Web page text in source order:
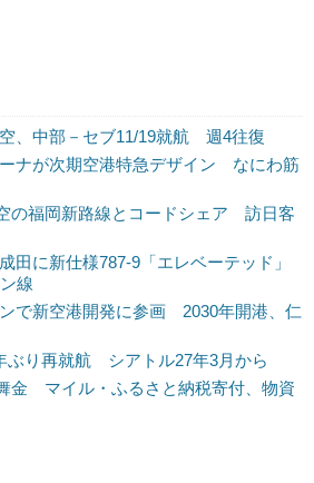
、中部－セブ11/19就航 週4往復
ナが次期空港特急デザイン なにわ筋
の福岡新路線とコードシェア 訪日客
田に新仕様787-9「エレベーテッド」
線
で新空港開発に参画 2030年開港、仁
ぶり再就航 シアトル27年3月から
金 マイル・ふるさと納税寄付、物資